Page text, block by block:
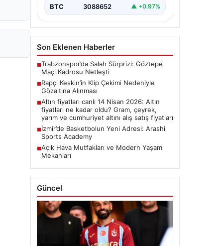
BTC 3088652 ▲ +0.97%
Son Eklenen Haberler
■Trabzonspor’da Salah Sürprizi: Göztepe
Maçı Kadrosu Netleşti
■Rapçi Keskin’in Klip Çekimi Nedeniyle
Gözaltına Alınması
■Altın fiyatları canlı 14 Nisan 2026: Altın
fiyatları ne kadar oldu? Gram, çeyrek,
yarım ve cumhuriyet altını alış satış fiyatları
■İzmir’de Basketbolun Yeni Adresi: Arashi
Sports Academy
■Açık Hava Mutfakları ve Modern Yaşam
Mekanları
Güncel